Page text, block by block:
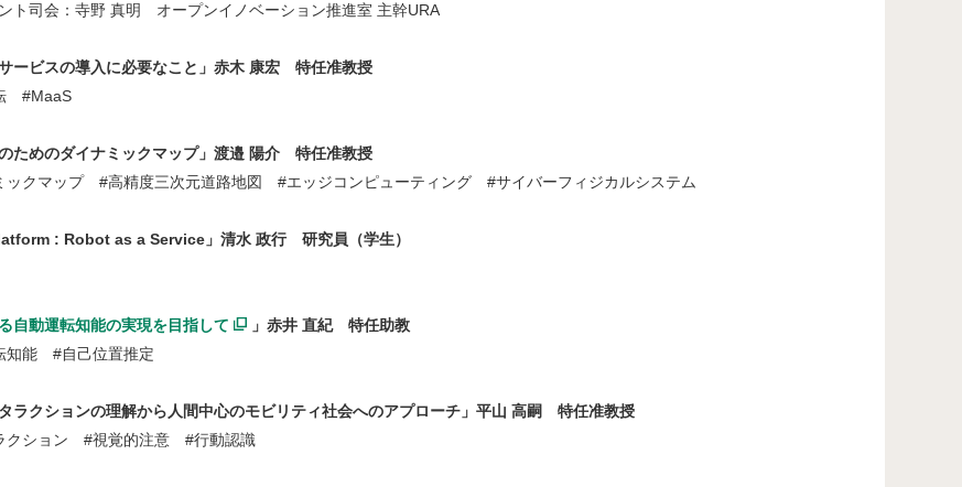
ト司会：寺野 真明 オープンイノベーション推進室 主幹URA
サービスの導入に必要なこと」赤木 康宏 特任准教授
#MaaS
ためのダイナミックマップ」渡邉 陽介 特任准教授
クマップ #高精度三次元道路地図 #エッジコンピューティング #サイバーフィジカルシステム
: Robot as a Service」清水 政行 研究員（学生）
自動運転知能の実現を目指して
」赤井 直紀 特任助教
能 #自己位置推定
ラクションの理解から人間中心のモビリティ社会へのアプローチ」平山 高嗣 特任准教授
ション #視覚的注意 #行動認識